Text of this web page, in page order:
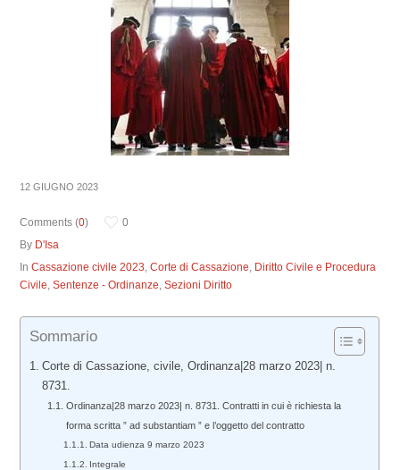
12 GIUGNO 2023
Comments (0)
0
By D'Isa
InCassazione civile 2023,Corte di Cassazione, Diritto Civile e Procedura
Civile,Sentenze - Ordinanze,Sezioni Diritto
Sommario
Corte di Cassazione, civile, Ordinanza|28 marzo 2023| n.
8731.
Ordinanza|28 marzo 2023| n. 8731. Contratti in cui è richiesta la
forma scritta ” ad substantiam ” e l’oggetto del contratto
Data udienza 9 marzo 2023
Integrale